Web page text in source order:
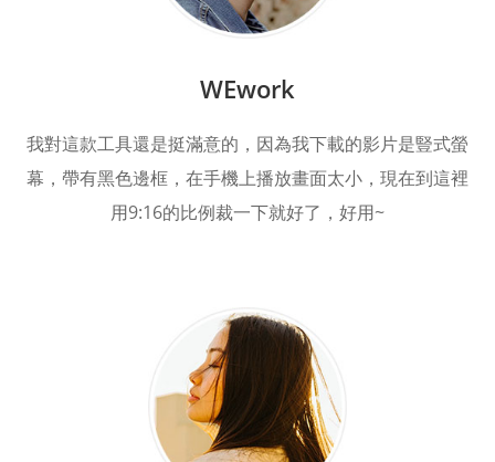
WEwork
我對這款工具還是挺滿意的，因為我下載的影片是豎式螢
幕，帶有黑色邊框，在手機上播放畫面太小，現在到這裡
用9:16的比例裁一下就好了，好用~